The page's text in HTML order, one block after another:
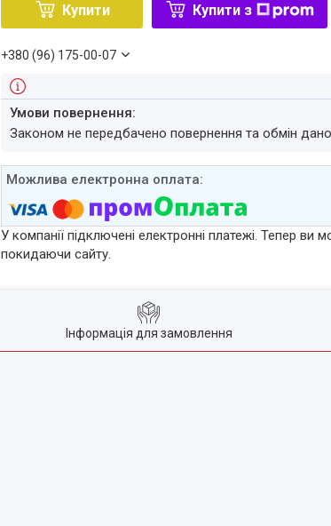
Купити Купити з
+380 (96) 175-00-07
Законом не передбачено повернення та обмін
У компанії підключені електронні платежі. Тепер ви
покидаючи сайту.
Інформація для замовлення